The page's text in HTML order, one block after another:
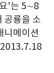
'는 5∼8
공룡을 소
니메이션
2013.7.18